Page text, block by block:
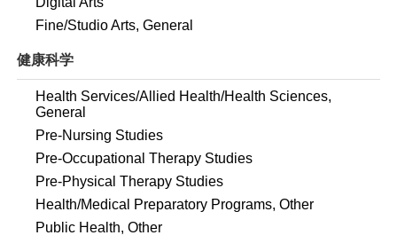
Fine/Studio Arts, General
健康科学
Health Services/Allied Health/Health Sciences,
General
Pre-Nursing Studies
Pre-Occupational Therapy Studies
Pre-Physical Therapy Studies
Health/Medical Preparatory Programs, Other
Public Health, Other